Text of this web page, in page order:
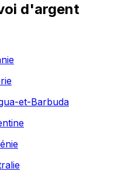
d'argent
et-Barbuda